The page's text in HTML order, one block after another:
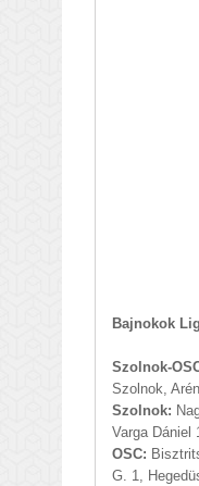
Bajnokok
Szolnok-
Szolnok,
Szolnok:
Varga Dániel
OSC:
G. 1,